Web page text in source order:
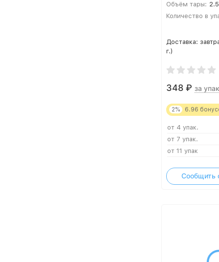
Объём тары:
Количество в
Доставка:
г.)
348 ₽ за
2% 6.96
от 4 упак.
от 7 упак.
от 11 упак
Сообщить